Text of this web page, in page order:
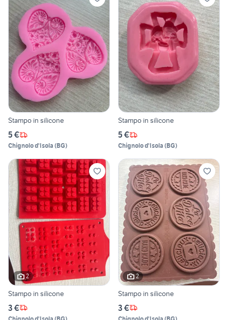
Stampo in silicone
5 €
Chignolo d'Isola (BG)
Stampo in silicone
5 €
Chignolo d'Isola (BG)
2
Stampo in silicone
3 €
2
Stampo in silicone
3 €